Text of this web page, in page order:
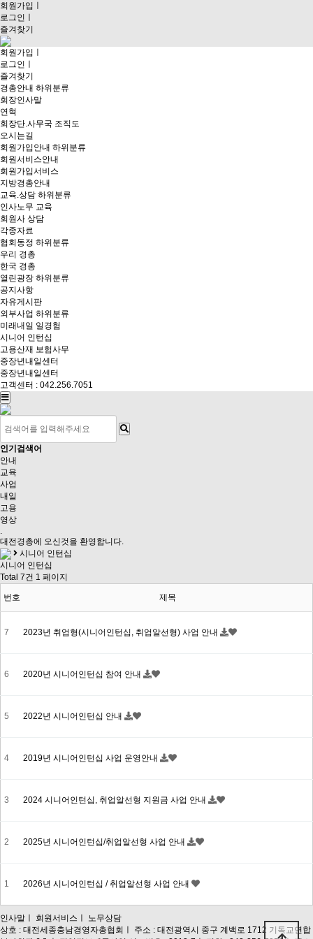
회원가입
로그인
즐겨찾기
회원가입
로그인
즐겨찾기
경총안내 하위분류
회장인사말
연혁
회장단.사무국 조직도
오시는길
회원가입안내 하위분류
회원서비스안내
회원가입서비스
지방경총안내
교육.상담 하위분류
인사노무 교육
회원사 상담
각종자료
협회동정 하위분류
우리 경총
한국 경총
열린광장 하위분류
공지사항
자유게시판
외부사업 하위분류
미래내일 일경험
시니어 인턴십
고용산재 보험사무
중장년내일센터
중장년내일센터
고객센터 : 042.256.7051
인기검색어
안내
교육
사업
내일
고용
영상
.
대전경총에 오신것을 환영합니다.
시니어 인턴십
시니어 인턴십
Total 7건 1 페이지
번호 제목
7 2023년 취업형(시니어인턴십, 취업알선형) 사업 안내
6 2020년 시니어인턴십 참여 안내
5 2022년 시니어인턴십 안내
4 2019년 시니어인턴십 사업 운영안내
3 2024 시니어인턴십, 취업알선형 지원금 사업 안내
2 2025년 시니어인턴십/취업알선형 사업 안내
1 2026년 시니어인턴십 / 취업알선형 사업 안내
인사말 회원서비스
노무상담
상호 : 대전세종충남경영자총협회
주소 : 대전광역시 중구 계백로 1712 기독교연합